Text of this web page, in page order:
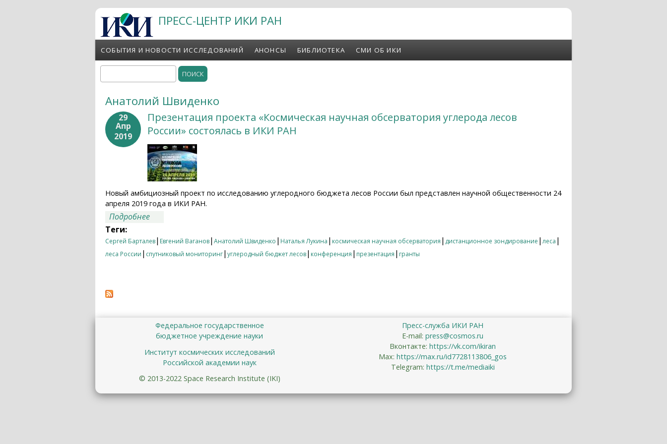
Перейти к основному содержанию ПРЕСС-ЦЕНТР ИКИ РАН
СОБЫТИЯ И НОВОСТИ ИССЛЕДОВАНИЙ АНОНСЫ БИБЛИОТЕКА СМИ ОБ ИКИ
Форма поиска
Анатолий Швиденко
29
Апр
2019
Презентация проекта «Космическая научная обсерватория углерода лесов
России» состоялась в ИКИ РАН
Новый амбициозный проект по исследованию углеродного бюджета лесов России был представлен научной общественности 24
апреля 2019 года в ИКИ РАН.
Подробнее
Теги:
Сергей Барталев| Евгений Ваганов| Анатолий Швиденко | Наталья Лукина | космическая научная обсерватория | дистанционное зондирование | леса |
леса России | спутниковый мониторинг| углеродный бюджет лесов| конференция | презентация | гранты
Федеральное государственное
бюджетное учреждение науки
Институт космических исследований
Российской академии наук
© 2013-2022 Space Research Institute (IKI)
Пресс-служба ИКИ РАН
E-mail: press@cosmos.ru
Вконтакте: https://vk.com/ikiran
Max: https://max.ru/id7728113806_gos
Telegram: https://t.me/mediaiki